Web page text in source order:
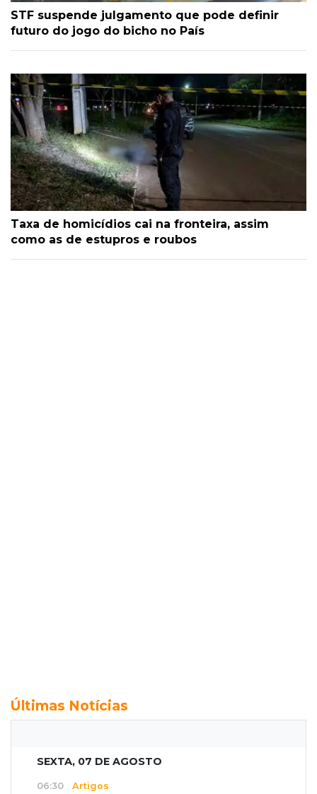
STF suspende julgamento que pode definir
futuro do jogo do bicho no País
Taxa de homicídios cai na fronteira, assim
como as de estupros e roubos
Últimas Notícias
SEXTA, 07 DE AGOSTO
06:30 Artigos